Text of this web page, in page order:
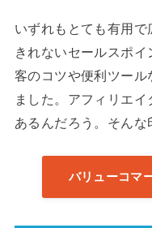
いずれもとても有用で
きれないセールスポ
客のコツや便利ツー
ました。アフィリエ
あるんだろう。そんな
バリューコマ